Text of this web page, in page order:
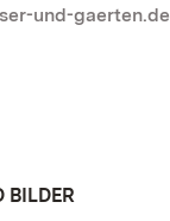
und-gaerten.de
BILDER